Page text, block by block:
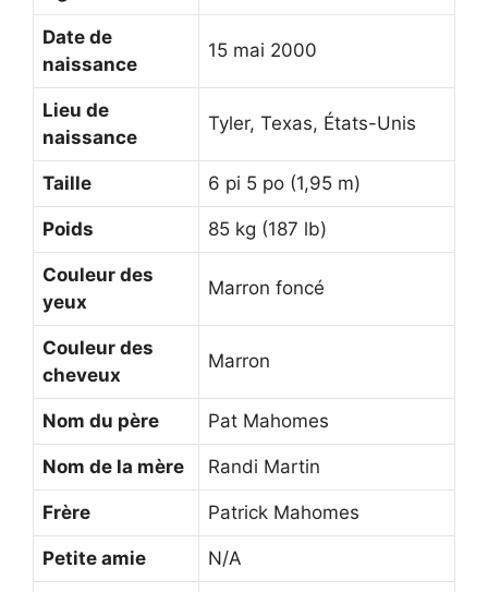
Date de
naissance
15 mai 2000
Lieu de
naissance
Tyler, Texas, États-Unis
Taille 6 pi 5 po (1,95 m)
Poids 85 kg (187 lb)
Couleur des
yeux
Marron foncé
Couleur des
cheveux
Marron
Nom du père Pat Mahomes
Nom de la mère Randi Martin
Frère Patrick Mahomes
Petite amie N/A